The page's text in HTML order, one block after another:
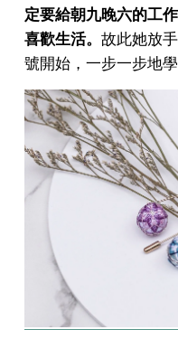
定要給朝九晚六的工
喜歡生活。 故此她放
號開始，一步一步地